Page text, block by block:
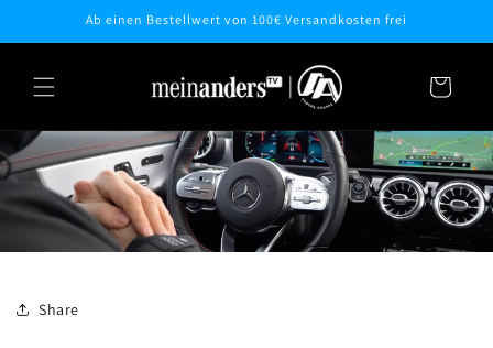
Inhalt
Ab einen Bestellwert von 100€ Versandkosten frei
Warenkorb
Share